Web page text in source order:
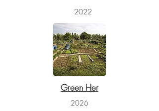
2022
Green Her
2026